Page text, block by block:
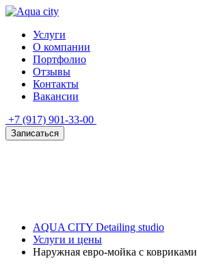
Услуги
О компании
Портфолио
Отзывы
Контакты
Вакансии
+7 (917) 901-33-00
Записаться
AQUA CITY Detailing studio
Услуги и цены
Наружная евро‑мойка с ковриками